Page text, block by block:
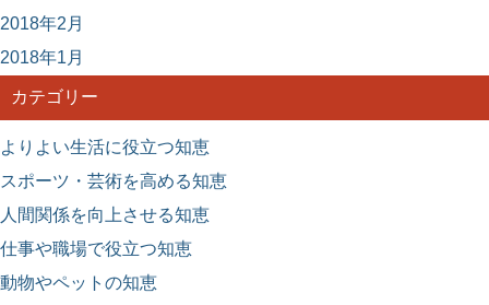
2018年2月
2018年1月
カテゴリー
よりよい生活に役立つ知恵
スポーツ・芸術を高める知恵
人間関係を向上させる知恵
仕事や職場で役立つ知恵
動物やペットの知恵